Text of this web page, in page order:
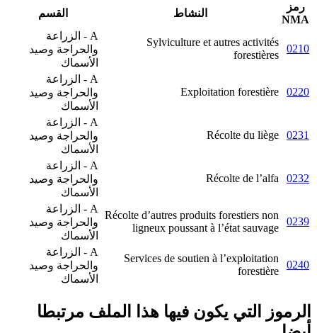
رمز
NMA
النشاط القسم
0210
Sylviculture et autres activités
forestières
A - الزراعة
والحراجة وصيد
الأسماك
0220
Exploitation forestière
A - الزراعة
والحراجة وصيد
الأسماك
0231
Récolte du liège
A - الزراعة
والحراجة وصيد
الأسماك
0232
Récolte de l’alfa
A - الزراعة
والحراجة وصيد
الأسماك
0239
Récolte d’autres produits forestiers non
ligneux poussant à l’état sauvage
A - الزراعة
والحراجة وصيد
الأسماك
0240
Services de soutien à l’exploitation
forestière
A - الزراعة
والحراجة وصيد
الأسماك
الرموز التي يكون فيها هذا الملف مرتبطا